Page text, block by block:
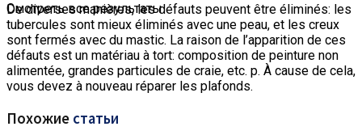
Смотреть все результаты
De diverses manières, les défauts peuvent être éliminés: les
tubercules sont mieux éliminés avec une peau, et les creux
sont fermés avec du mastic. La raison de l’apparition de ces
défauts est un matériau à tort: ​​composition de peinture non
alimentée, grandes particules de craie, etc. p. À cause de cela,
vous devez à nouveau réparer les plafonds.
Похожие статьи